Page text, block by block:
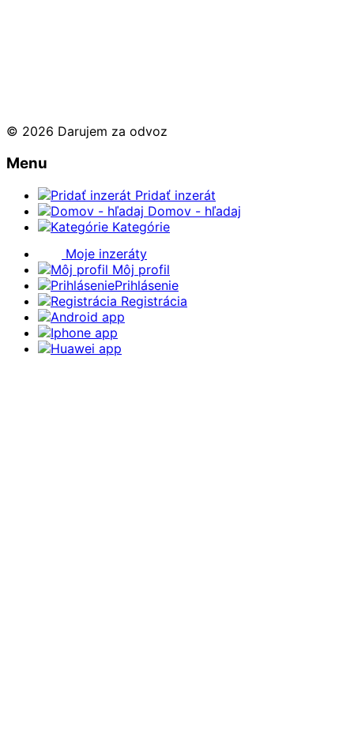
© 2026 Darujem za odvoz
Menu
Pridať inzerát
Domov - hľadaj
Kategórie
Moje inzeráty
Môj profil
Prihlásenie
Registrácia